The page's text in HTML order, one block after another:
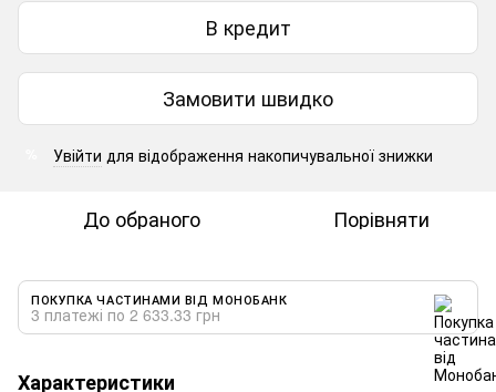
В кредит
Замовити швидко
Увійти для відображення накопичувальної знижки
До обраного Порівняти
ПОКУПКА ЧАСТИНАМИ ВІД МОНОБАНК
3 платежі по 2 633.33 грн
Характеристики